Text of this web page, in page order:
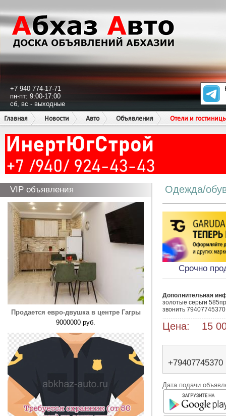
+7 940 774-17-71
пн-пт: 9:00-17:00
сб, вс - выходные
Главная
Новости Авто Объявления Отели и
VIP объявления
Продается евро-двушка в центре Гагры
9000000 руб.
Одежда/
Срочно
Дополнительная
золотые серьги
звонить
Цена: 15
+79407745370
Дата подачи